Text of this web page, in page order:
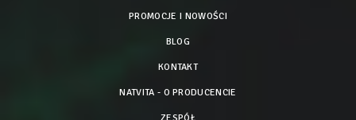
PROMOCJE I NOWOŚCI
BLOG
KONTAKT
NATVITA - O PRODUCENCIE